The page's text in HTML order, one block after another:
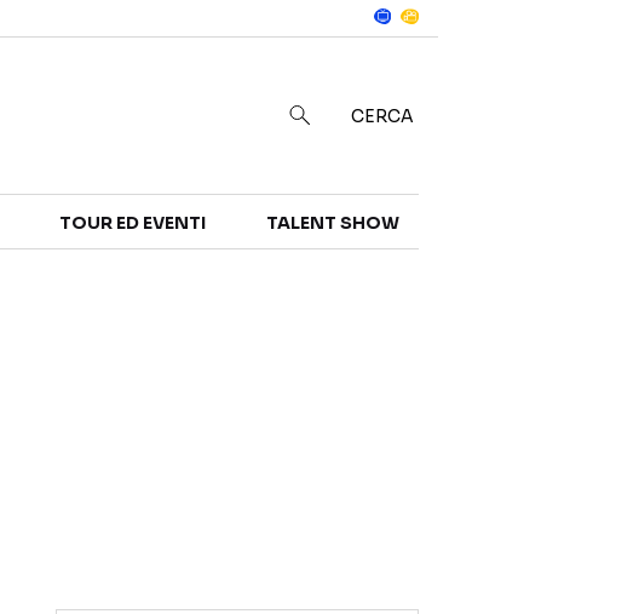
CERCA
TOUR ED EVENTI TALENT SHOW